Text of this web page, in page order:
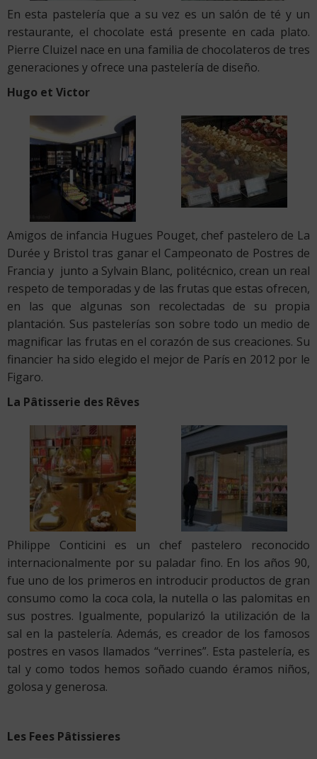
En esta pastelería que a su vez es un salón de té y un
restaurante, el chocolate está presente en cada plato.
Pierre Cluizel nace en una familia de chocolateros de tres
generaciones y ofrece una pastelería de diseño.
Hugo et Victor
Amigos de infancia Hugues Pouget, chef pastelero de La
Durée y Bristol tras ganar el Campeonato de Postres de
Francia y junto a Sylvain Blanc, politécnico, crean un real
respeto de temporadas y de las frutas que estas ofrecen,
en las que algunas son recolectadas de su propia
plantación. Sus pastelerías son sobre todo un medio de
magnificar las frutas en el corazón de sus creaciones. Su
financier ha sido elegido el mejor de París en 2012 por le
Figaro.
La Pâtisserie des Rêves
Philippe Conticini es un chef pastelero reconocido
internacionalmente por su paladar fino. En los años 90,
fue uno de los primeros en introducir productos de gran
consumo como la coca cola, la nutella o las palomitas en
sus postres. Igualmente, popularizó la utilización de la
sal en la pastelería. Además, es creador de los famosos
postres en vasos llamados “verrines”. Esta pastelería, es
tal y como todos hemos soñado cuando éramos niños,
golosa y generosa.
Les Fees Pâtissieres